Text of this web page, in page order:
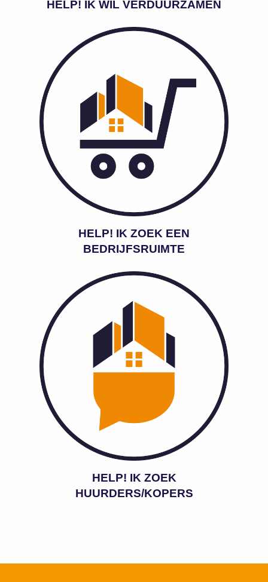
HELP! IK WIL VERDUURZAMEN
HELP! IK ZOEK EEN
BEDRIJFSRUIMTE
HELP! IK ZOEK
HUURDERS/KOPERS